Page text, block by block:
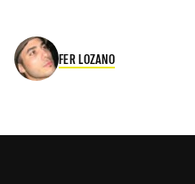
FER LOZANO